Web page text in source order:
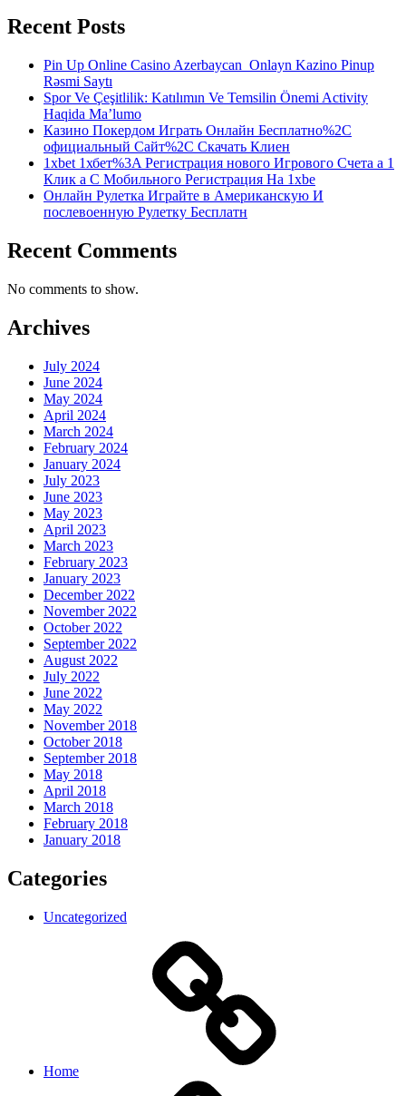
Recent Posts
Pin Up Online Casino Azerbaycan ️ Onlayn Kazino Pinup
Rəsmi Saytı
Spor Ve Çeşitlilik: Katılımın Ve Temsilin Önemi Activity
Haqida Ma’lumo
Казино Покердом Играть Онлайн Бесплатно%2C
официальный Сайт%2C Скачать Клиен
1xbet 1хбет%3A Регистрация нового Игрового Счета а 1
Клик а С Мобильного Регистрация На 1xbe
Онлайн Рулетка Играйте в Американскую И
послевоенную Рулетку Бесплатн
Recent Comments
No comments to show.
Archives
July 2024
June 2024
May 2024
April 2024
March 2024
February 2024
January 2024
July 2023
June 2023
May 2023
April 2023
March 2023
February 2023
January 2023
December 2022
November 2022
October 2022
September 2022
August 2022
July 2022
June 2022
May 2022
November 2018
October 2018
September 2018
May 2018
April 2018
March 2018
February 2018
January 2018
Categories
Uncategorized
Home